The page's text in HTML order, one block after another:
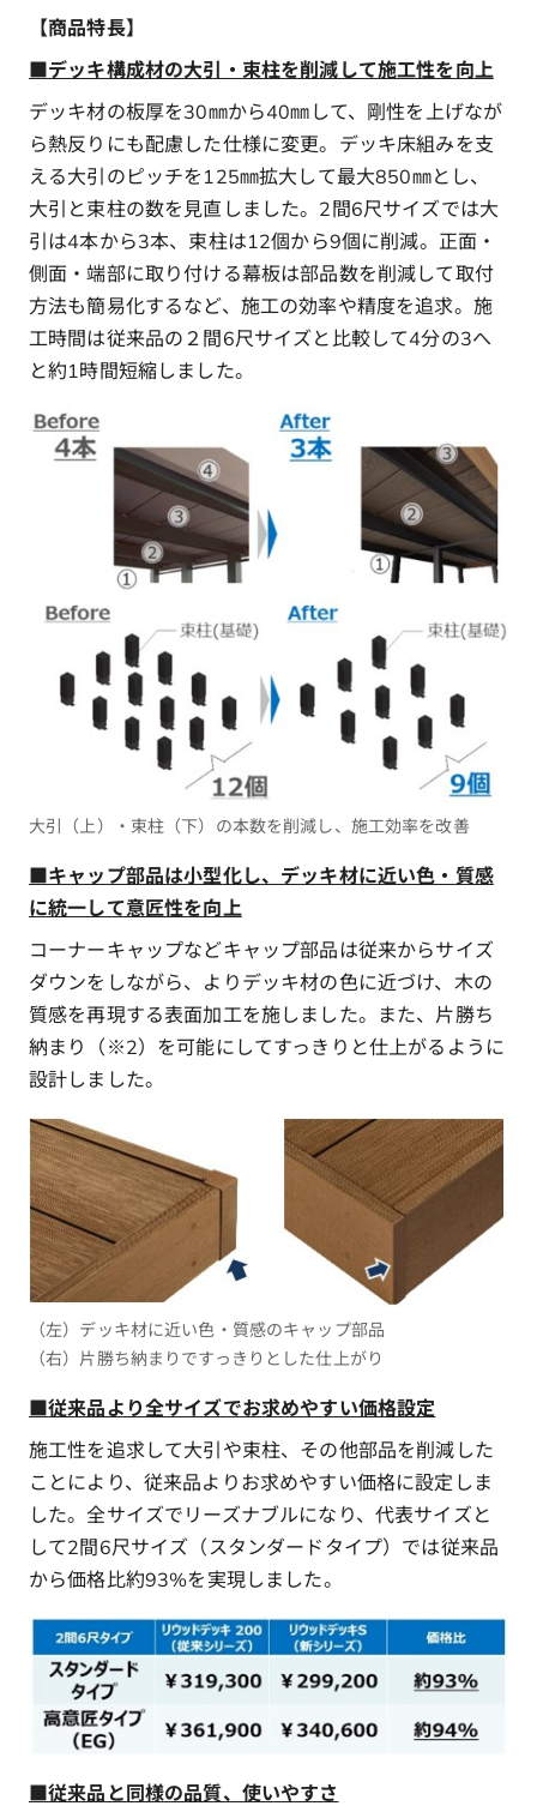
【商品特長】
■デッキ構成材の大引・束柱を削減して施工性を向上
デッキ材の板厚を30㎜から40㎜して、剛性を上げなが
ら熱反りにも配慮した仕様に変更。デッキ床組みを支
える大引のピッチを125㎜拡大して最大850㎜とし、
大引と束柱の数を見直しました。2間6尺サイズでは大
引は4本から3本、束柱は12個から9個に削減。正面・
側面・端部に取り付ける幕板は部品数を削減して取付
方法も簡易化するなど、施工の効率や精度を追求。施
工時間は従来品の２間6尺サイズと比較して4分の3へ
と約1時間短縮しました。
大引（上）・束柱（下）の本数を削減し、施工効率を改善
■キャップ部品は小型化し、デッキ材に近い色・質感
に統一して意匠性を向上
コーナーキャップなどキャップ部品は従来からサイズ
ダウンをしながら、よりデッキ材の色に近づけ、木の
質感を再現する表面加工を施しました。また、片勝ち
納まり（※2）を可能にしてすっきりと仕上がるように
設計しました。
（左）デッキ材に近い色・質感のキャップ部品
（右）片勝ち納まりですっきりとした仕上がり
■従来品より全サイズでお求めやすい価格設定
施工性を追求して大引や束柱、その他部品を削減した
ことにより、従来品よりお求めやすい価格に設定しま
した。全サイズでリーズナブルになり、代表サイズと
して2間6尺サイズ（スタンダードタイプ）では従来品
から価格比約93%を実現しました。
■従来品と同様の品質、使いやすさ